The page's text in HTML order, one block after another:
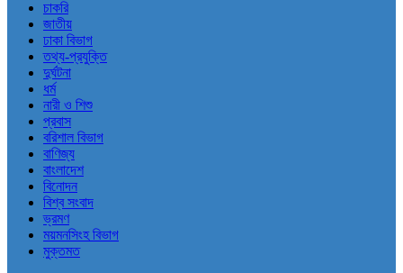
চাকরি
জাতীয়
ঢাকা বিভাগ
তথ্য-প্রযুক্তি
দুর্ঘটনা
ধর্ম
নারী ও শিশু
প্রবাস
বরিশাল বিভাগ
বাণিজ্য
বাংলাদেশ
বিনোদন
বিশ্ব সংবাদ
ভ্রমণ
ময়মনসিংহ বিভাগ
মুক্তমত